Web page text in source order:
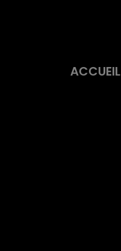
ACCUEIL